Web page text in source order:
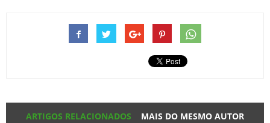
ARTIGOS RELACIONADOS MAIS DO MESMO AUTOR